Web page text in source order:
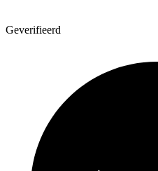
Geverifieerd